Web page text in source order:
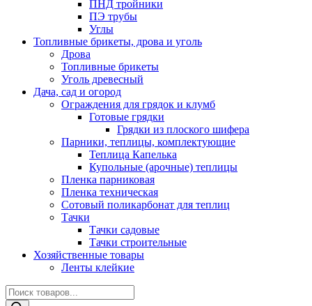
ПНД тройники
ПЭ трубы
Углы
Топливные брикеты, дрова и уголь
Дрова
Топливные брикеты
Уголь древесный
Дача, сад и огород
Ограждения для грядок и клумб
Готовые грядки
Грядки из плоского шифера
Парники, теплицы, комплектующие
Теплица Капелька
Купольные (арочные) теплицы
Пленка парниковая
Пленка техническая
Сотовый поликарбонат для теплиц
Тачки
Тачки садовые
Тачки строительные
Хозяйственные товары
Ленты клейкие
Поиск
товаров